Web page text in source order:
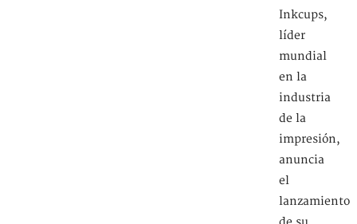
Inkcups,
líder
mundial
en la
industria
de la
impresión,
anuncia
el
lanzamiento